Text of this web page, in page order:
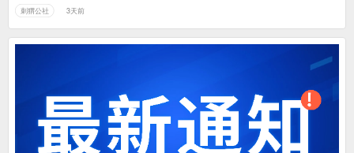
刺猬公社 3天前